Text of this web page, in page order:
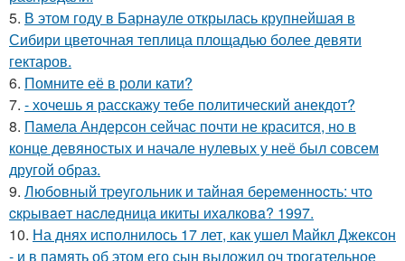
5. В этом году в Барнауле открылась крупнейшая в
Сибири цветочная теплица площадью более девяти
гектаров.
6. Помните её в роли кати?
7. - хочешь я расскажу тебе политический анекдот?
8. Памела Андерсон сейчас почти не красится, но в
конце девяностых и начале нулевых у неё был совсем
другой образ.
9. Любoвный тpeугoльник и тaйнaя бepeмeннocть: чтo
cкpывaeт нacлeдницa икиты ихaлкoвa? 1997.
10. На днях исполнилось 17 лет, как ушел Майкл Джексон
- и в память об этом его сын выложил оч трогательное